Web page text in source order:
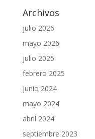
Archivos
julio 2026
mayo 2026
julio 2025
febrero 2025
junio 2024
mayo 2024
abril 2024
septiembre 2023